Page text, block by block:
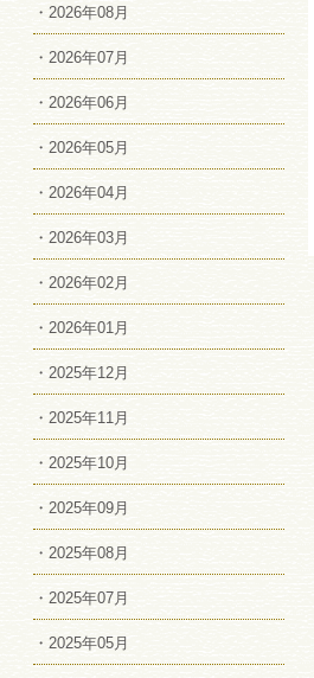
・2026年08月
・2026年07月
・2026年06月
・2026年05月
・2026年04月
・2026年03月
・2026年02月
・2026年01月
・2025年12月
・2025年11月
・2025年10月
・2025年09月
・2025年08月
・2025年07月
・2025年05月